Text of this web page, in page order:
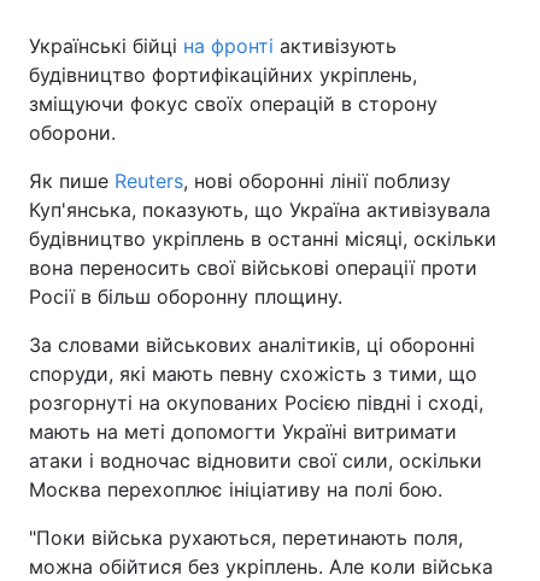
Українські бійці на фронті активізують
будівництво фортифікаційних укріплень,
зміщуючи фокус своїх операцій в сторону
оборони.
Як пише Reuters, нові оборонні лінії поблизу
Куп'янська, показують, що Україна активізувала
будівництво укріплень в останні місяці, оскільки
вона переносить свої військові операції проти
Росії в більш оборонну площину.
За словами військових аналітиків, ці оборонні
споруди, які мають певну схожість з тими, що
розгорнуті на окупованих Росією півдні і сході,
мають на меті допомогти Україні витримати
атаки і водночас відновити свої сили, оскільки
Москва перехоплює ініціативу на полі бою.
"Поки війська рухаються, перетинають поля,
можна обійтися без укріплень. Але коли війська